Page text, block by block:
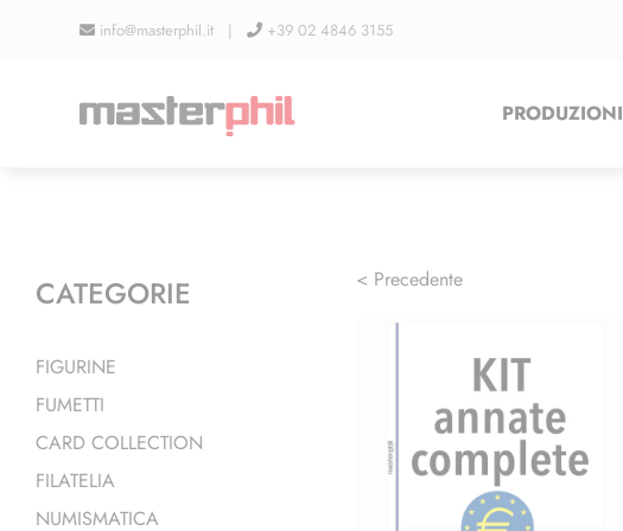
info@masterphil.it | +39 02 4846 3155
PRODUZIONI
< Precedente
CATEGORIE
FIGURINE
FUMETTI
CARD COLLECTION
FILATELIA
NUMISMATICA